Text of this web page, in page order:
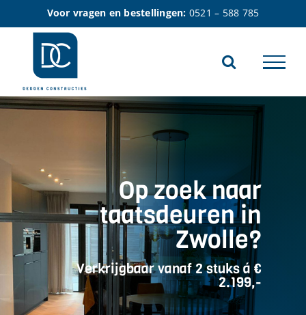
naar
Voor vragen en bestellingen: 0521 – 588 785
Op zoek naar
taatsdeuren in
Zwolle?
Verkrijgbaar vanaf 2 stuks á €
2.199,-